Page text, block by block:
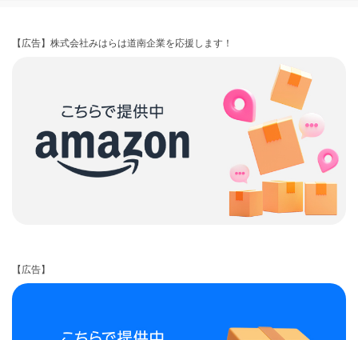
【広告】株式会社みはらは道南企業を応援します！
【広告】